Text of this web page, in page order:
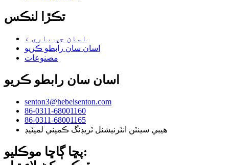
تڪڙا لنڪس
اسان جي باري ۾
اسان سان رابطو ڪريو
مصنوعات
اسان سان رابطو ڪريو
senton3@hebeisenton.com
86-0311-68001160
86-0311-68001165
هيبي سينٽن انٽرنيشنل ٽريڊنگ ڪمپني لميٽيڊ
پڇا ڳاڇا موڪليو: